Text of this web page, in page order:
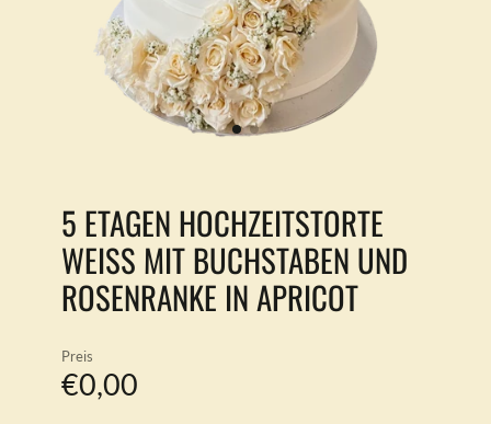
5 ETAGEN HOCHZEITSTORTE
WEISS MIT BUCHSTABEN UND R
OSENRANKE IN APRICOT
Preis
€0,00